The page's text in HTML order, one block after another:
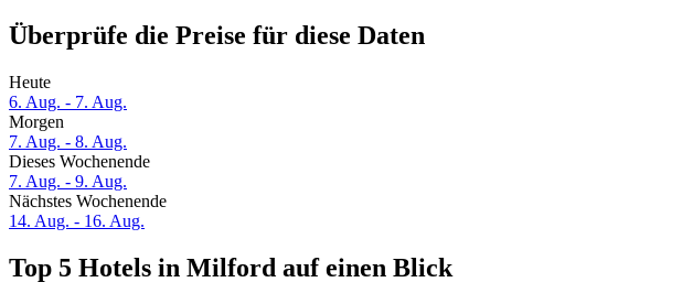
Überprüfe die Preise für diese Daten
Heute
6. Aug. - 7. Aug.
Morgen
7. Aug. - 8. Aug.
Dieses Wochenende
7. Aug. - 9. Aug.
Nächstes Wochenende
14. Aug. - 16. Aug.
Top 5 Hotels in Milford auf einen Blick